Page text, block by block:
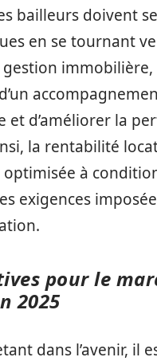
bailleurs doivent
en se tournant
immobilière,
et d’améliorer la
la rentabilité
à
exigences
pour le
2025
dans l’avenir, il